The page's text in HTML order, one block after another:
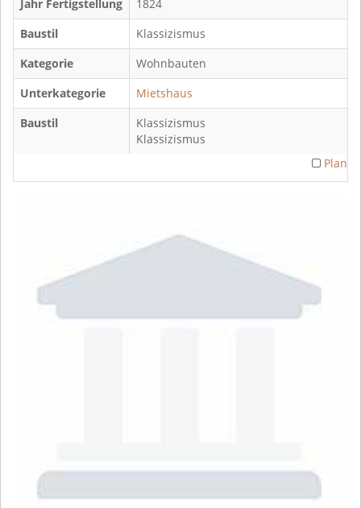
Jahr Fertigstellung
1824
Baustil
Klassizismus
Kategorie
Wohnbauten
Unterkategorie
Mietshaus
Baustil
Klassizismus
Klassizismus
Plan